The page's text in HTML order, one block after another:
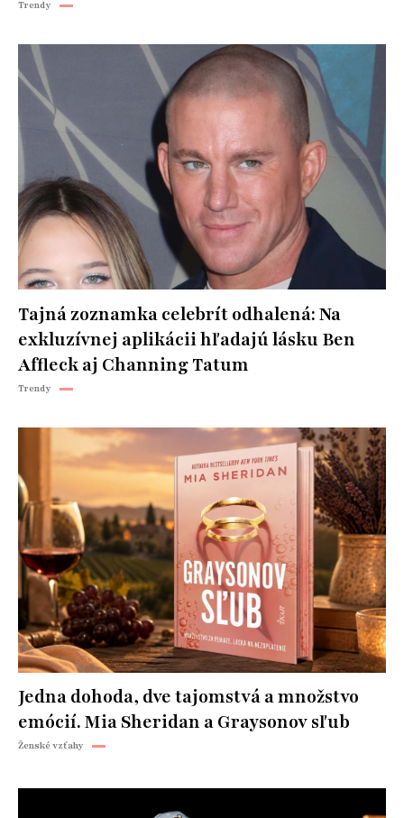
Trendy
Tajná zoznamka celebrít odhalená: Na
exkluzívnej aplikácii hľadajú lásku Ben
Affleck aj Channing Tatum
Trendy
Jedna dohoda, dve tajomstvá a množstvo
emócií. Mia Sheridan a Graysonov sľub
Ženské vzťahy